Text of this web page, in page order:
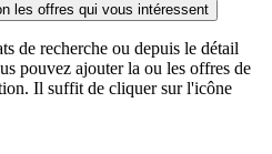
les offres qui vous intéressent
de recherche ou depuis le détail
pouvez ajouter la ou les offres de
Il suffit de cliquer sur l'icône